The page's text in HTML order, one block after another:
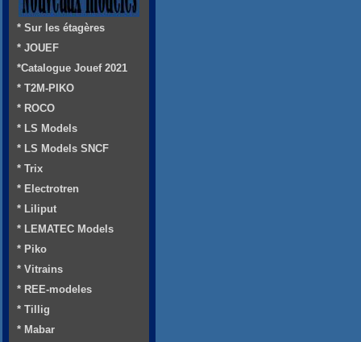
* Sur les étagères
* JOUEF
*Catalogue Jouef 2021
* T2M-PIKO
* ROCO
* LS Models
* LS Models SNCF
* Trix
* Electrotren
* Liliput
* LEMATEC Models
* Piko
* Vitrains
* REE-modeles
* Tillig
* Mabar